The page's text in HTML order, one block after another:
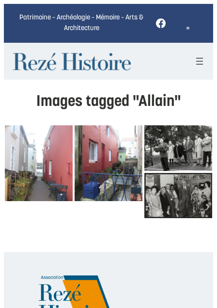
Patrimoine – Archéologie – Mémoire – Arts &
Architecture
Facebook
Images tagged "Allain"